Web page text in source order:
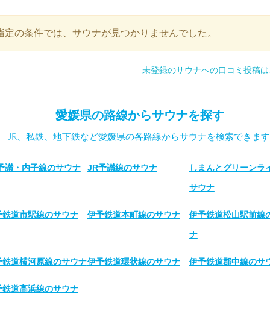
定の条件では、サウナが見つかりませんでした。
未登録のサウナへの口コミ投稿は
愛媛県の路線からサウナを探す
JR、私鉄、地下鉄など愛媛県の各路線からサウナを検索できます
讃・内子線のサウナ JR予讃線のサウナ しまんとグリーンラ
サウナ
鉄道市駅線のサウナ 伊予鉄道本町線のサウナ 伊予鉄道松山駅前線
ナ
鉄道横河原線のサウナ伊予鉄道環状線のサウナ 伊予鉄道郡中線のサ
鉄道高浜線のサウナ